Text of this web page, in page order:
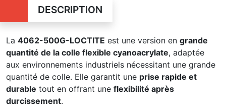
DESCRIPTION
La 4062-500G-LOCTITE est une version en grande
quantité de la colle flexible cyanoacrylate, adaptée
aux environnements industriels nécessitant une grande
quantité de colle. Elle garantit une prise rapide et
durable tout en offrant une flexibilité après
durcissement.